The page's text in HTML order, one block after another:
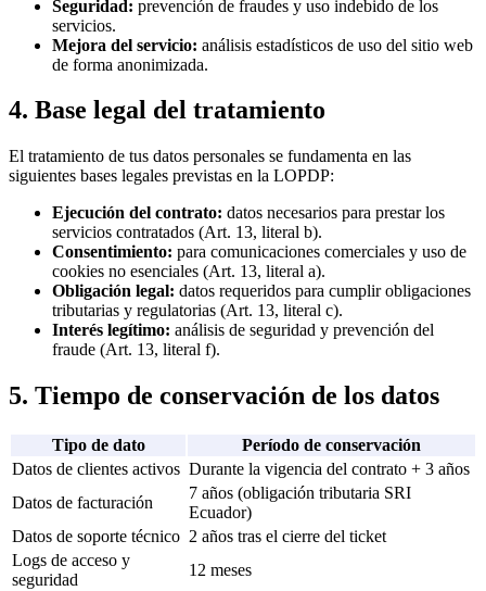
Seguridad: prevención de fraudes y uso indebido de los
servicios.
Mejora del servicio: análisis estadísticos de uso del sitio web
de forma anonimizada.
4. Base legal del tratamiento
El tratamiento de tus datos personales se fundamenta en las
siguientes bases legales previstas en la LOPDP:
Ejecución del contrato: datos necesarios para prestar los
servicios contratados (Art. 13, literal b).
Consentimiento: para comunicaciones comerciales y uso de
cookies no esenciales (Art. 13, literal a).
Obligación legal: datos requeridos para cumplir obligaciones
tributarias y regulatorias (Art. 13, literal c).
Interés legítimo: análisis de seguridad y prevención del
fraude (Art. 13, literal f).
5. Tiempo de conservación de los datos
Tipo de dato
Período de conservación
Datos de clientes activos Durante la vigencia del contrato + 3 años
Datos de facturación
7 años (obligación tributaria SRI
Ecuador)
Datos de soporte técnico 2 años tras el cierre del ticket
Logs de acceso y
seguridad
12 meses